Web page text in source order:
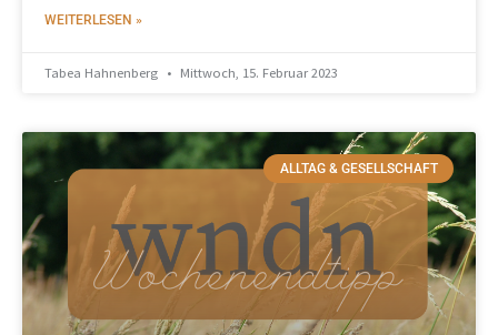
WEITERLESEN »
Tabea Hahnenberg Mittwoch, 15. Februar 2023
ALLTAG & GESELLSCHAFT